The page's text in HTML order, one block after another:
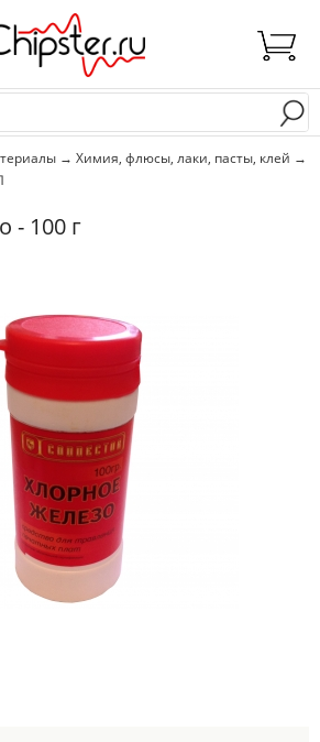
название города..
→ Химия, флюсы, лаки, пасты, клей →
- 100 г